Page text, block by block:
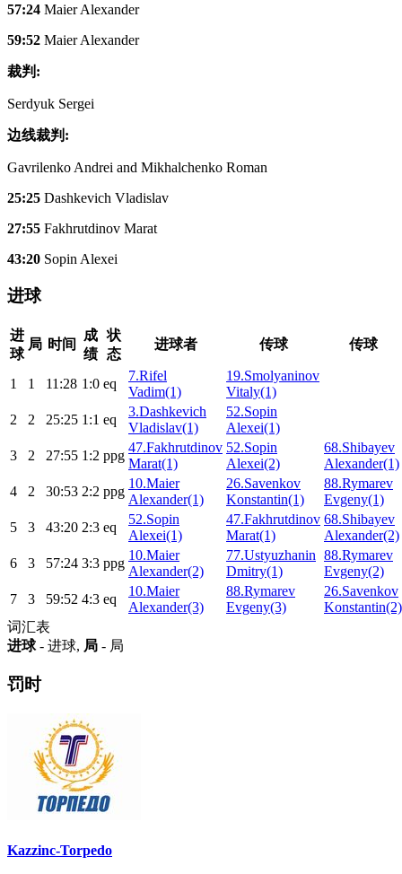
57:24 Maier Alexander
59:52 Maier Alexander
裁判:
Serdyuk Sergei
边线裁判:
Gavrilenko Andrei and Mikhalchenko Roman
25:25 Dashkevich Vladislav
27:55 Fakhrutdinov Marat
43:20 Sopin Alexei
进球
进
球
局 时间
成
绩
状
态
进球者 传球 传球
1 1 11:28 1:0 eq
7.Rifel
Vadim(1)
19.Smolyaninov
Vitaly(1)
2
2 25:25 1:1 eq
3.Dashkevich
Vladislav(1)
52.Sopin
Alexei(1)
3
2 27:55 1:2 ppg
47.Fakhrutdinov
Marat(1)
52.Sopin
Alexei(2)
68.Shibayev
Alexander(1)
4
2 30:53 2:2 ppg
10.Maier
Alexander(1)
26.Savenkov
Konstantin(1)
88.Rymarev
Evgeny(1)
5
3 43:20 2:3 eq
52.Sopin
Alexei(1)
47.Fakhrutdinov
Marat(1)
68.Shibayev
Alexander(2)
6
3 57:24 3:3 ppg
10.Maier
Alexander(2)
77.Ustyuzhanin
Dmitry(1)
88.Rymarev
Evgeny(2)
7
3 59:52 4:3 eq
10.Maier
Alexander(3)
88.Rymarev
Evgeny(3)
26.Savenkov
Konstantin(2)
词汇表
进球- 进球, 局 - 局
罚时
Kazzinc-Torpedo